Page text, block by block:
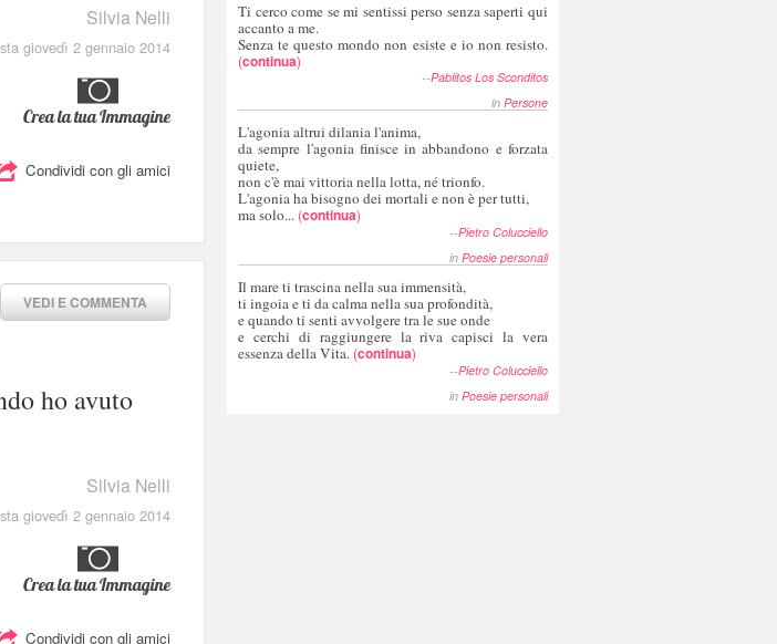
Silvia Nelli
giovedì 2 gennaio 2014
Crea la tua Immagine
Condividi con gli amici
VEDI E COMMENTA
ho avuto
Silvia Nelli
giovedì 2 gennaio 2014
Crea la tua Immagine
Condividi con gli amici
Ti cerco come se mi sentissi perso senza saperti qui
accanto a me.
Senza te questo mondo non esiste e io non resisto.
(continua)
--Pablitos Los Sconditos
in Persone
L'agonia altrui dilania l'anima,
da sempre l'agonia finisce in abbandono e forzata
quiete,
non c'è mai vittoria nella lotta, né trionfo.
L'agonia ha bisogno dei mortali e non è per tutti,
ma solo... (continua)
--Pietro Colucciello
in Poesie personali
Il mare ti trascina nella sua immensità,
ti ingoia e ti da calma nella sua profondità,
e quando ti senti avvolgere tra le sue onde
e cerchi di raggiungere la riva capisci la vera
essenza della Vita. (continua)
--Pietro Colucciello
in Poesie personali